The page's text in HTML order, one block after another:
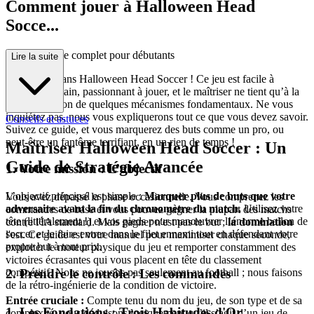
Comment jouer à Halloween Head
Socce...
r : Votre guide complet pour débutants
Bienvenue dans Halloween Head Soccer ! Ce jeu est facile à
prendre en main, passionnant à jouer, et le maîtriser ne tient qu’à la
compréhension de quelques mécanismes fondamentaux. Ne vous
inquiétez pas, nous vous expliquerons tout ce que vous devez savoir.
Suivez ce guide, et vous marquerez des buts comme un pro, ou
peut-être un fantôme terrifiant, en un rien de temps !
1. Votre mission : L’objectif
L’objectif principal est simple :Marquer plus de buts que votre
adversaire avant la fin du chronomètre du match.Utilisez votre
tête (littéralement !) et vos pieds pour manœuvrer l’énorme ballon de
soccer et le faire entrer dans le filet ennemi tout en défendant votre
propre but à tout prix.
2. Prendre le contrôle : Les commandes
Entrée cruciale : Compte tenu du nom du jeu, de son type et de sa
Lire la suite
Conseils et astuces
Maîtriser Halloween Head Soccer : Un
Guide de Stratégie Avancée
Vous avez dépassé la phase occasionnelle. Vous comprenez les
commandes de base et vous pouvez gagner la plupart des matchs
contre l'IA standard. Mais gagner n'est pas le but ;la domination
l'est. Ce guide est votre manuel pour maximiser chaque seconde,
exploiter le moteur physique du jeu et remporter constamment des
victoires écrasantes qui vous placent en tête du classement
compétitif. Nous ne jouons pas seulement au football ; nous faisons
de la rétro-ingénierie de la condition de victoire.